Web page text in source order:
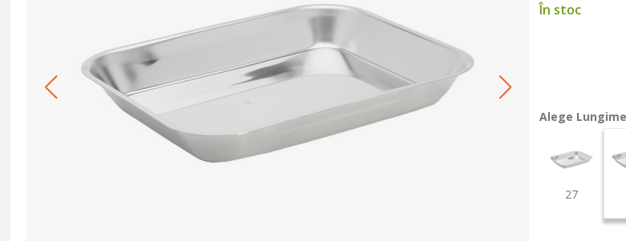
În stoc
Alege
27